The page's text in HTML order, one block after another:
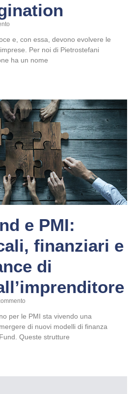
e, con essa, devono evolvere le
Per noi di Pietrostefani
ha un nome
e PMI:
finanziari e
di
per le PMI sta vivendo una
di nuovi modelli di finanza
Queste strutture